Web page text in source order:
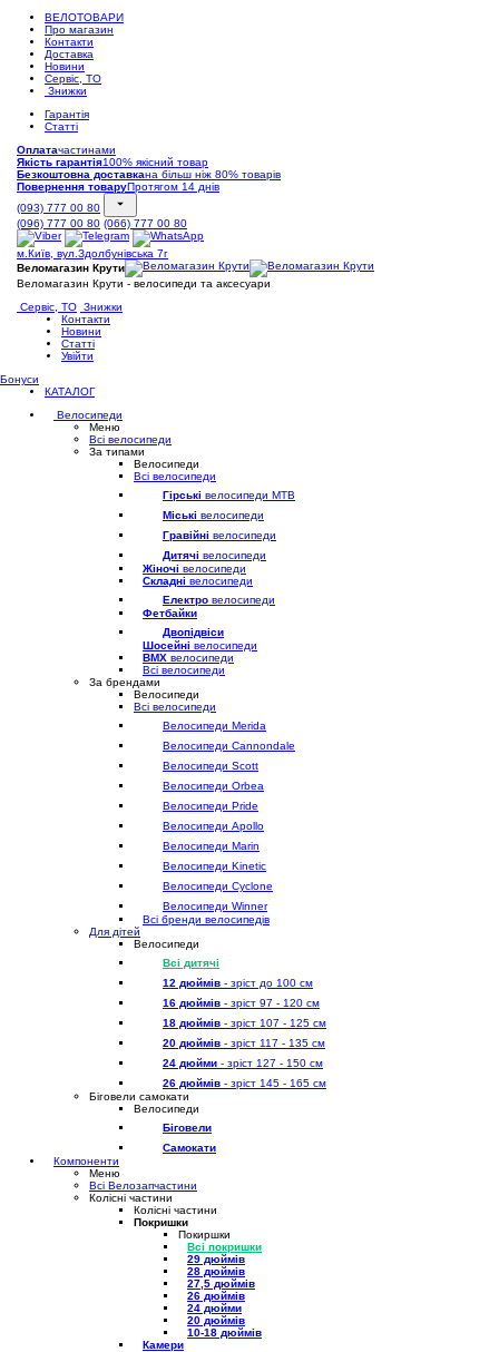
ВЕЛОТОВАРИ
Про магазин
Контакти
Доставка
Новини
Сервіс, ТО
Знижки
Гарантія
Статті
Оплатачастинами
Якість гарантія100% якісний товар
Безкоштовна доставкана більш ніж 80% товарів
Повернення товаруПротягом 14 днів
(093) 777 00 80
(096) 777 00 80 (066) 777 00 80
м.Київ, вул.Здолбунівська 7г
Веломагазин Крути
Веломагазин Крути - велосипеди та аксесуари
Сервіс, ТО Знижки
Контакти
Новини
Статті
Увійти
Бонуси
КАТАЛОГ
Велосипеди
Меню
Всі велосипеди
За типами
Велосипеди
Всі велосипеди
Гірські велосипеди MTB
Міські велосипеди
Гравійні велосипеди
Дитячі велосипеди
Жіночі велосипеди
Складні велосипеди
Електро велосипеди
Фетбайки
Двопідвіси
Шосейні велосипеди
BMX велосипеди
Всі велосипеди
За брендами
Велосипеди
Всі велосипеди
Велосипеди Merida
Велосипеди Cannondale
Велосипеди Scott
Велосипеди Orbea
Велосипеди Pride
Велосипеди Apollo
Велосипеди Marin
Велосипеди Kinetic
Велосипеди Cyclone
Велосипеди Winner
Всі бренди велосипедів
Для дітей
Велосипеди
Всі дитячі
12 дюймів - зріст до 100 см
16 дюймів - зріст 97 - 120 см
18 дюймів - зріст 107 - 125 см
20 дюймів - зріст 117 - 135 см
24 дюйми - зріст 127 - 150 см
26 дюймів - зріст 145 - 165 см
Біговели самокати
Велосипеди
Біговели
Самокати
Компоненти
Меню
Всі Велозапчастини
Колісні частини
Колісні частини
Покришки
Покиршки
Всі покришки
29 дюймів
28 дюймів
27,5 дюймів
26 дюймів
24 дюйми
20 дюймів
10-18 дюймів
Камери